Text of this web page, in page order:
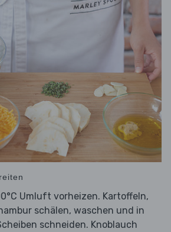
Umluft vorheizen. Kartoffeln,
schälen, waschen und in
schneiden. Knoblauch